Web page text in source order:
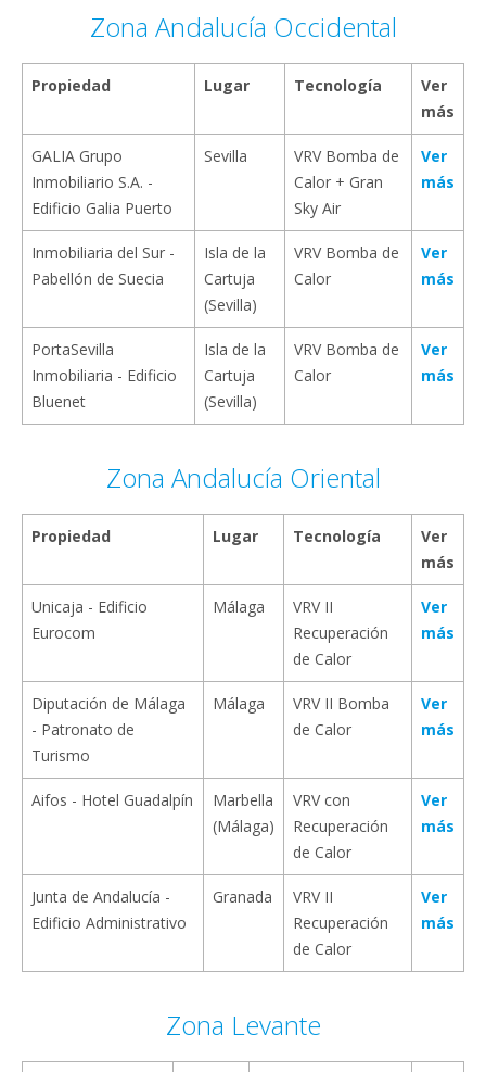
Zona Andalucía Occidental
Propiedad Lugar Tecnología
Ver
más
GALIA Grupo
Inmobiliario S.A. -
Edificio Galia Puerto
Sevilla
VRV Bomba de
Calor + Gran
Sky Air
Ver
más
Inmobiliaria del Sur -
Pabellón de Suecia
Isla de la
Cartuja
(Sevilla)
VRV Bomba de
Calor
Ver
más
PortaSevilla
Inmobiliaria - Edificio
Bluenet
Isla de la
Cartuja
(Sevilla)
VRV Bomba de
Calor
Ver
más
Zona Andalucía Oriental
Propiedad Lugar Tecnología
Ver
más
Unicaja - Edificio
Eurocom
Málaga
VRV II
Recuperación
de Calor
Ver
más
Diputación de Málaga
- Patronato de
Turismo
Málaga
VRV II Bomba
de Calor
Ver
más
Aifos - Hotel Guadalpín
Marbella
(Málaga)
VRV con
Recuperación
de Calor
Ver
más
Junta de Andalucía -
Edificio Administrativo
Granada
VRV II
Recuperación
de Calor
Ver
más
Zona Levante